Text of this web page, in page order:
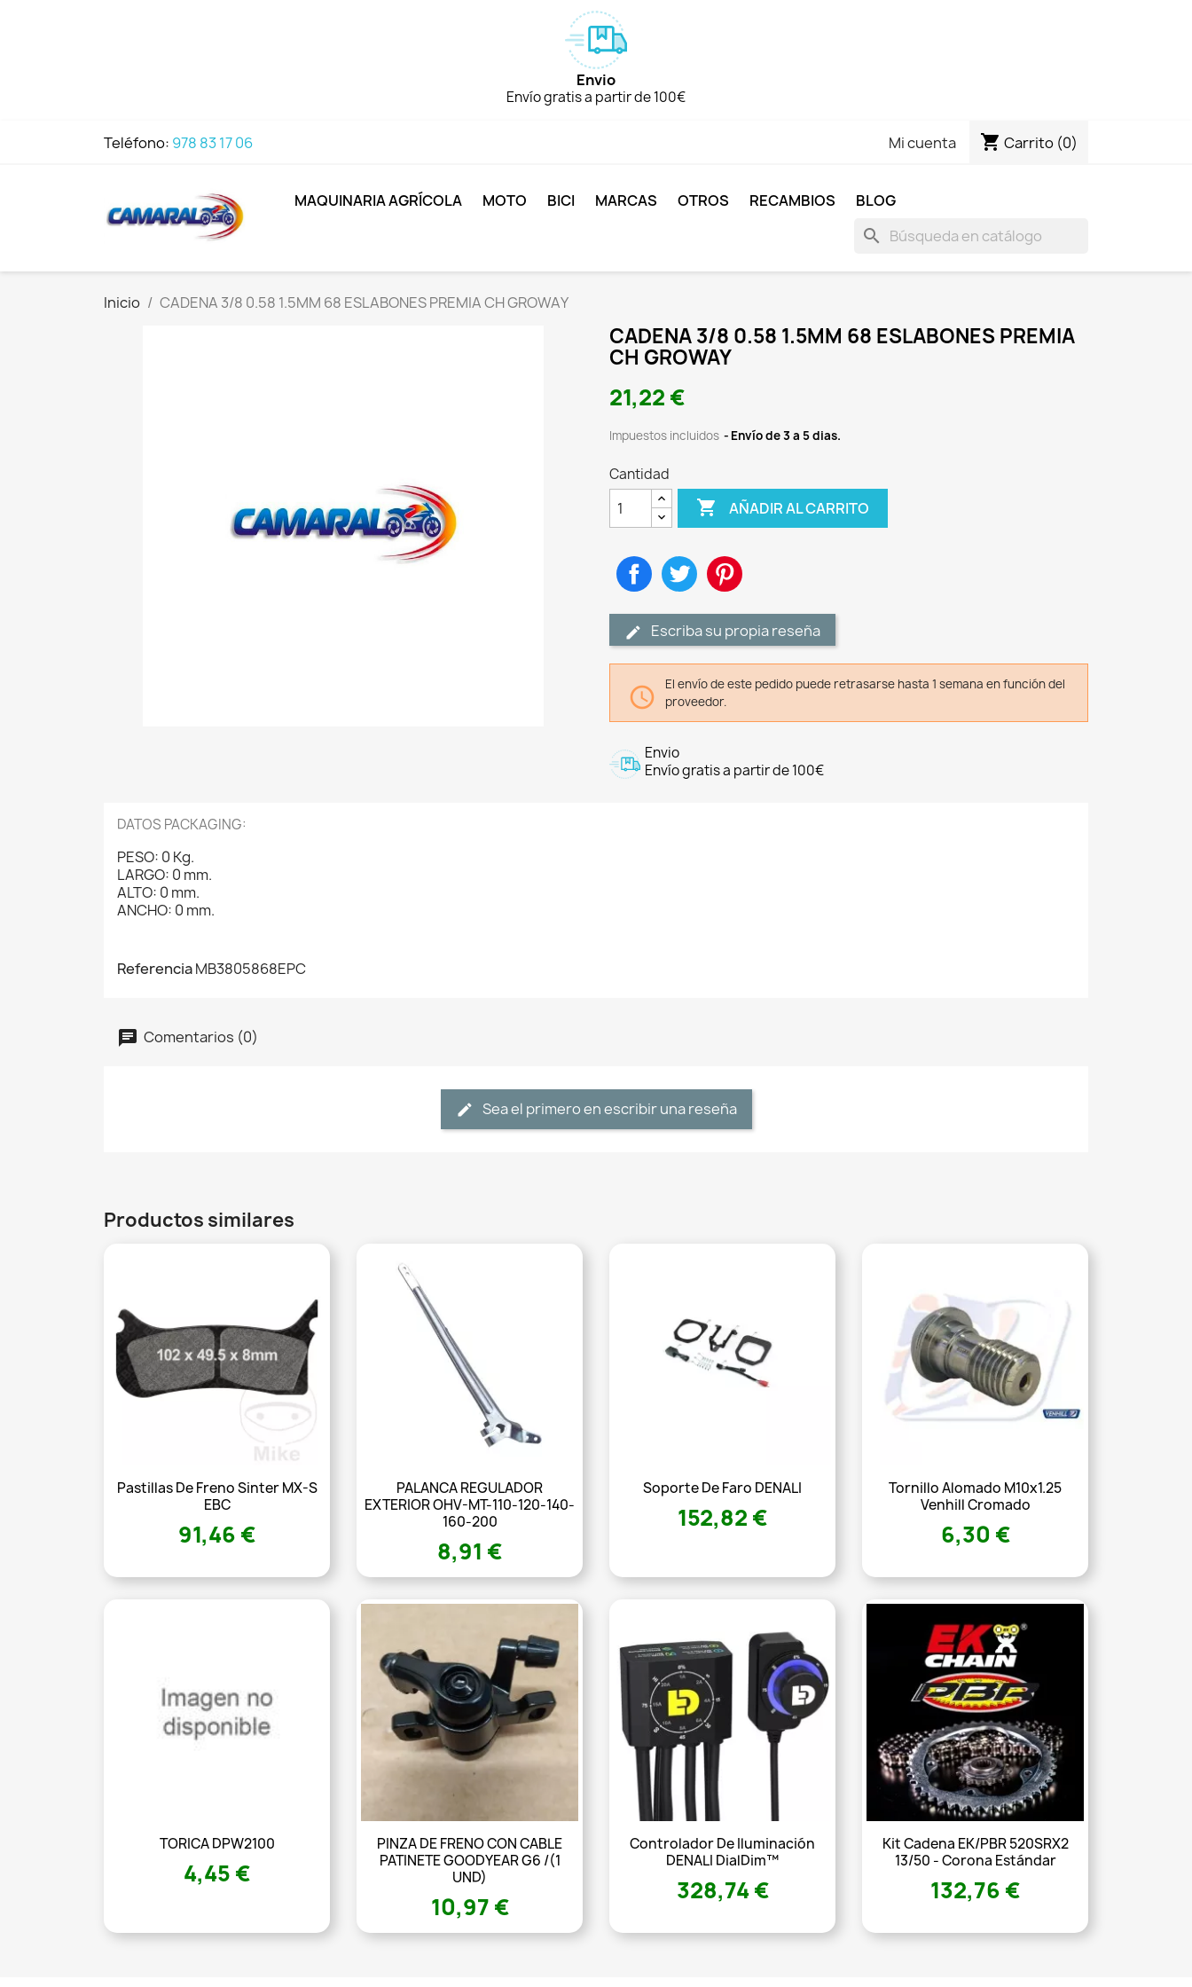
Envio
Envío gratis a partir de 100€
Teléfono: 978 83 17 06 Mi cuenta shopping_cart Carrito (0)
MAQUINARIA AGRÍCOLA MOTO BICI MARCAS OTROS RECAMBIOS BLOG
search
Inicio CADENA 3/8 0.58 1.5MM 68 ESLABONES PREMIA CH GROWAY
CADENA 3/8 0.58 1.5MM 68 ESLABONES PREMIA
CH GROWAY
21,22 €
Impuestos incluidos Envío de 3 a 5 dias.
Cantidad
 AÑADIR AL CARRITO
CompartirTuitear
Escriba su propia reseña

El envío de este pedido puede retrasarse hasta 1 semana en función del
proveedor.
Envio
Envío gratis a partir de 100€
DATOS PACKAGING:
PESO: 0 Kg.
LARGO: 0 mm.
ALTO: 0 mm.
ANCHO: 0 mm.
ReferenciaMB3805868EPC
Comentarios (0)
Sea el primero en escribir una reseña
Productos similares
Pastillas De Freno Sinter MX-S
EBC
91,46 €
PALANCA REGULADOR
EXTERIOR OHV-MT-110-120-140-
160-200
8,91 €
Soporte De Faro DENALI
152,82 €
Tornillo Alomado M10x1.25
Venhill Cromado
6,30 €
TORICA DPW2100
4,45 €
PINZA DE FRENO CON CABLE
PATINETE GOODYEAR G6 /(1
UND)
10,97 €
Controlador De Iluminación
DENALI DialDim™
328,74 €
Kit Cadena EK/PBR 520SRX2
13/50 - Corona Estándar
132,76 €